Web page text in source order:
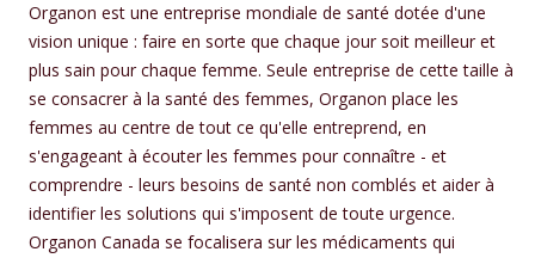
Organon est une entreprise mondiale de santé dotée d'une
vision unique : faire en sorte que chaque jour soit meilleur et
plus sain pour chaque femme. Seule entreprise de cette taille à
se consacrer à la santé des femmes, Organon place les
femmes au centre de tout ce qu'elle entreprend, en
s'engageant à écouter les femmes pour connaître - et
comprendre - leurs besoins de santé non comblés et aider à
identifier les solutions qui s'imposent de toute urgence.
Organon Canada se focalisera sur les médicaments qui